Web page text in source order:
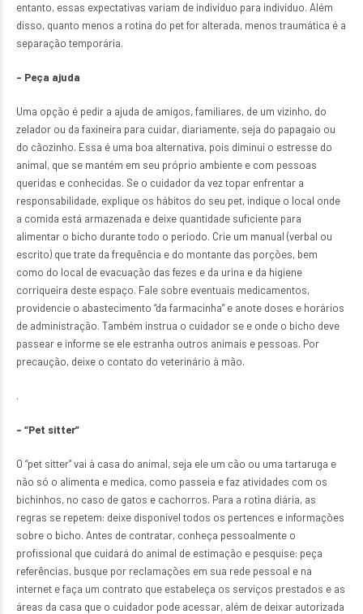
entanto, essas expectativas variam de indivíduo para indivíduo. Além
disso, quanto menos a rotina do pet for alterada, menos traumática é a
separação temporária.
– Peça ajuda
Uma opção é pedir a ajuda de amigos, familiares, de um vizinho, do
zelador ou da faxineira para cuidar, diariamente, seja do papagaio ou
do cãozinho. Essa é uma boa alternativa, pois diminui o estresse do
animal, que se mantém em seu próprio ambiente e com pessoas
queridas e conhecidas. Se o cuidador da vez topar enfrentar a
responsabilidade, explique os hábitos do seu pet, indique o local onde
a comida está armazenada e deixe quantidade suficiente para
alimentar o bicho durante todo o período. Crie um manual (verbal ou
escrito) que trate da frequência e do montante das porções, bem
como do local de evacuação das fezes e da urina e da higiene
corriqueira deste espaço. Fale sobre eventuais medicamentos,
providencie o abastecimento “da farmacinha” e anote doses e horários
de administração. Também instrua o cuidador se e onde o bicho deve
passear e informe se ele estranha outros animais e pessoas. Por
precaução, deixe o contato do veterinário à mão.
.
– “Pet sitter”
O “pet sitter” vai à casa do animal, seja ele um cão ou uma tartaruga e
não só o alimenta e medica, como passeia e faz atividades com os
bichinhos, no caso de gatos e cachorros. Para a rotina diária, as
regras se repetem: deixe disponível todos os pertences e informações
sobre o bicho. Antes de contratar, conheça pessoalmente o
profissional que cuidará do animal de estimação e pesquise: peça
referências, busque por reclamações em sua rede pessoal e na
internet e faça um contrato que estabeleça os serviços prestados e as
áreas da casa que o cuidador pode acessar, além de deixar autorizada